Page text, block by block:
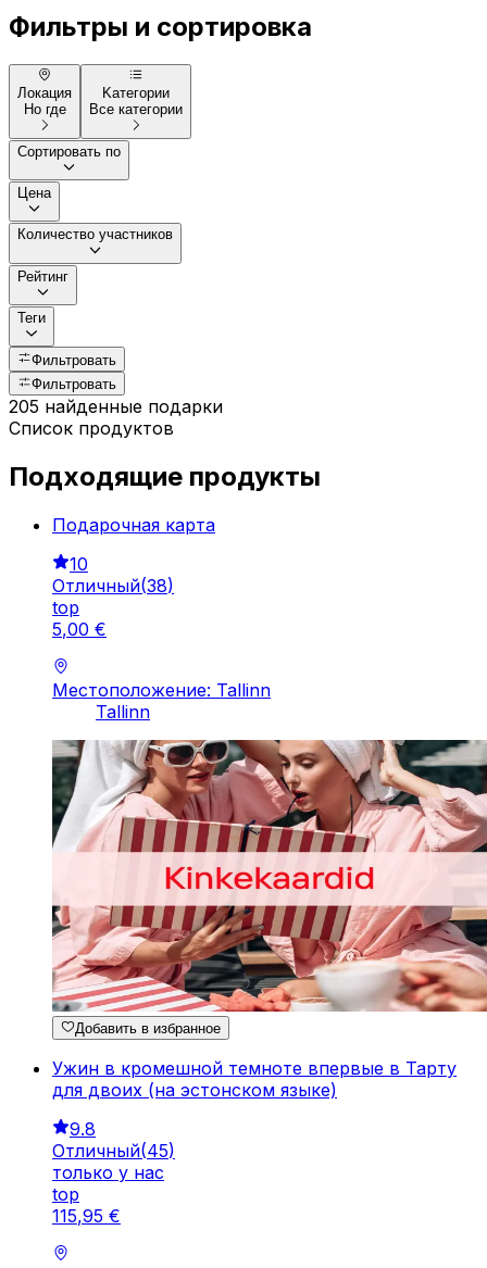
Фильтры и сортировка
Локация
Но где
Kатегории
Все категории
Сортировать по
Цена
Количество участников
Рейтинг
Теги
Фильтровать
Фильтровать
205 найденные подарки
Список продуктов
Подходящие продукты
Подарочная картa
10
Отличный(38)
top
5,00 €
Местоположение: Tallinn
Tallinn
Добавить в избранное
Ужин в кромешной темноте впервые в Тарту
для двоих (на эстонском языке)
9.8
Отличный(45)
только у нас
top
115,95 €